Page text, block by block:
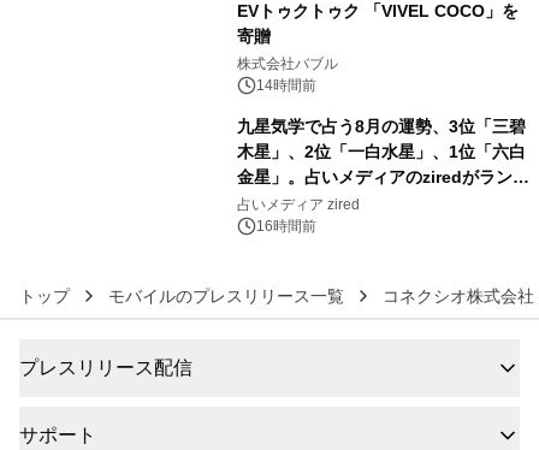
EVトゥクトゥク 「VIVEL COCO」を
寄贈
株式会社バブル
14時間前
九星気学で占う8月の運勢、3位「三碧
木星」、2位「一白水星」、1位「六白
金星」。占いメディアのziredがランキ
ングを発表
占いメディア zired
16時間前
トップ モバイルのプレスリリース一覧 コネクシオ株式会社
プレスリリース配信
サポート